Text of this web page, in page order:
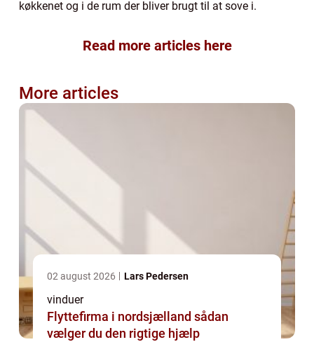
køkkenet og i de rum der bliver brugt til at sove i.
Read more articles here
More articles
02 august 2026 Lars Pedersen
vinduer
Flyttefirma i nordsjælland sådan
vælger du den rigtige hjælp